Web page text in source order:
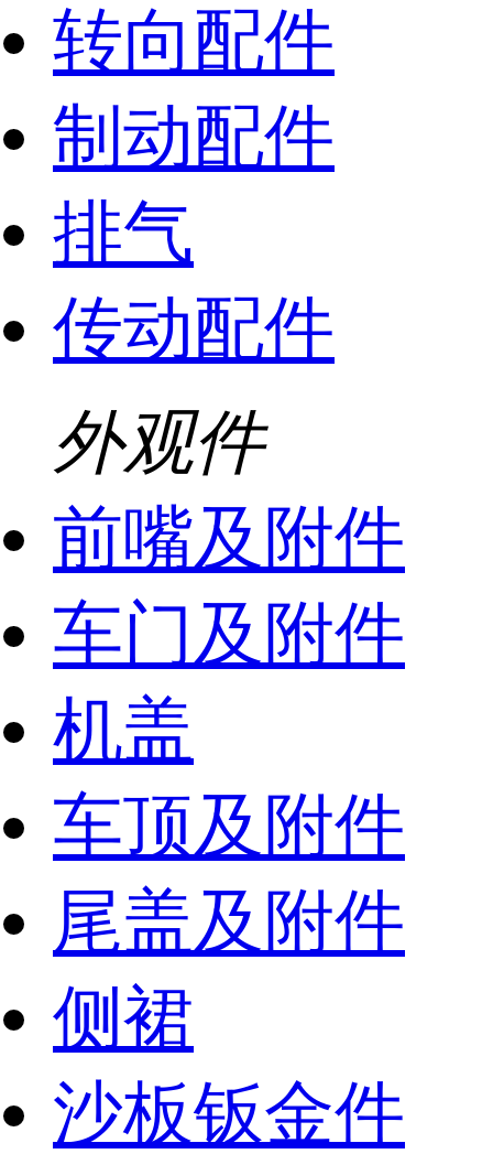
转向配件
制动配件
排气
传动配件
外观件
前嘴及附件
车门及附件
机盖
车顶及附件
尾盖及附件
侧裙
沙板钣金件